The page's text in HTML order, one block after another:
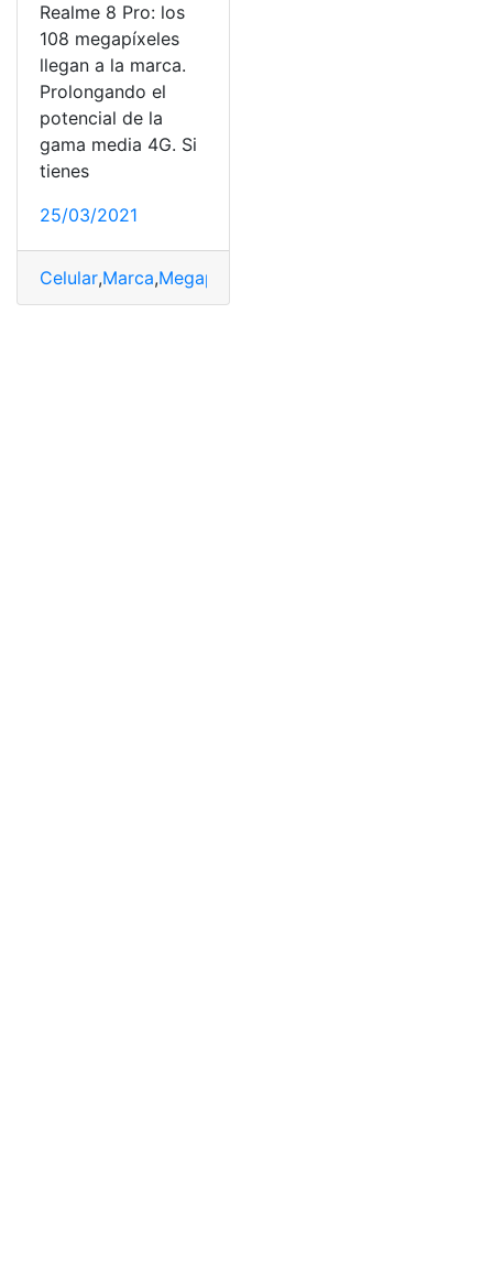
Realme 8 Pro: los
108 megapíxeles
llegan a la marca.
Prolongando el
potencial de la
gama media 4G. Si
tienes
25/03/2021
Celular,Marca,Megapíxeles